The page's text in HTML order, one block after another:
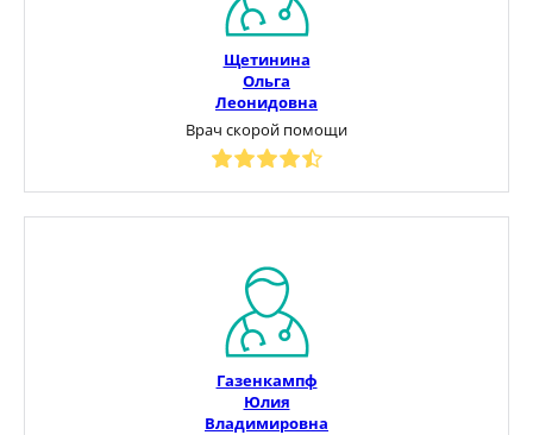
Щетинина
Ольга
Леонидовна
Врач скорой помощи
Газенкампф
Юлия
Владимировна